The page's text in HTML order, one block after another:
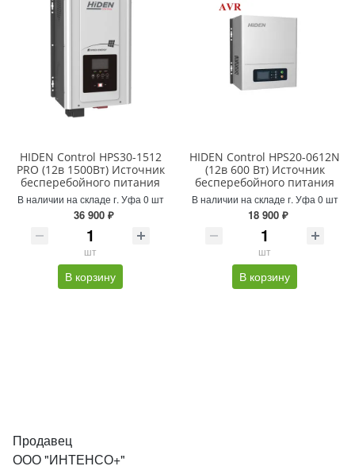
HIDEN Control HPS30-1512
PRO (12в 1500Вт) Источник
бесперебойного питания
В наличии на складе г. Уфа 0 шт
36 900 ₽
шт
В корзину
HIDEN Control HPS20-0612N
(12в 600 Вт) Источник
бесперебойного питания
В наличии на складе г. Уфа 0 шт
18 900 ₽
шт
В корзину
Продавец
ООО "ИНТЕНСО+"